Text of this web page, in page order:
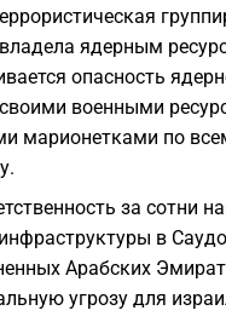
ядерным
опасность
военными
марионетками по
за сотни
в
Арабских
угрозу для